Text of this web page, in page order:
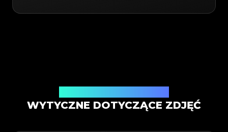
WYTYCZNE DOTYCZĄCE ZDJĘĆ